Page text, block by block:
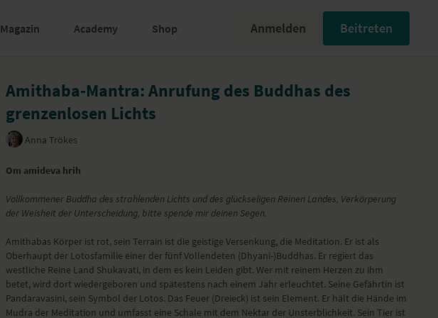
Magazin Academy Shop Anmelden Beitreten
Amithaba-Mantra: Anrufung des Buddhas des
grenzenlosen Lichts
Anna Trökes
Om amideva hrih
Vollkommener Buddha des strahlenden Lichts und des glückseligen Reinen Landes, Verkörperung
der Weisheit der Unterscheidung, bitte spende mir deinen Segen.
Amithabas Körper ist rot, sein Terrain ist die geistige Versenkung, die Meditation. Er ist als
Oberhaupt der Lotosfamilie einer der fünf Vollendeten (Dhyani-)Buddhas. Er regiert das
westliche Reine Land Shukavati, in dem es kein Leiden gibt. Wer mit reinem Herzen zu ihm
betet, wird dort wiedergeboren und spätestens nach einem Jahr erleuchtet. Seine Gefährtin ist
Pandaravasini, sein Symbol der Lotos. Das Feuer (Dreieck) ist sein Element. Er hält die Hände im
Mudra der Meditation und umfasst eine Schale mit dem Nektar der Unsterblichkeit. Sein Tier ist